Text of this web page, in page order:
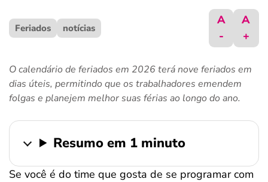
Feriados notícias
A
-
A
+
O calendário de feriados em 2026 terá nove feriados em
dias úteis, permitindo que os trabalhadores emendem
folgas e planejem melhor suas férias ao longo do ano.
Resumo em 1 minuto
Se você é do time que gosta de se programar com